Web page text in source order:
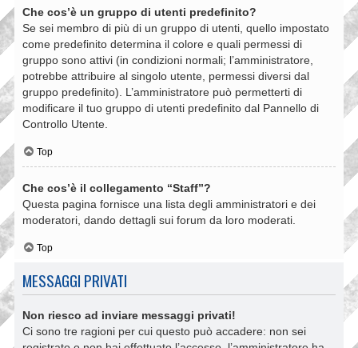
Che cos’è un gruppo di utenti predefinito?
Se sei membro di più di un gruppo di utenti, quello impostato
come predefinito determina il colore e quali permessi di
gruppo sono attivi (in condizioni normali; l’amministratore,
potrebbe attribuire al singolo utente, permessi diversi dal
gruppo predefinito). L’amministratore può permetterti di
modificare il tuo gruppo di utenti predefinito dal Pannello di
Controllo Utente.
Top
Che cos’è il collegamento “Staff”?
Questa pagina fornisce una lista degli amministratori e dei
moderatori, dando dettagli sui forum da loro moderati.
Top
MESSAGGI PRIVATI
Non riesco ad inviare messaggi privati!
Ci sono tre ragioni per cui questo può accadere: non sei